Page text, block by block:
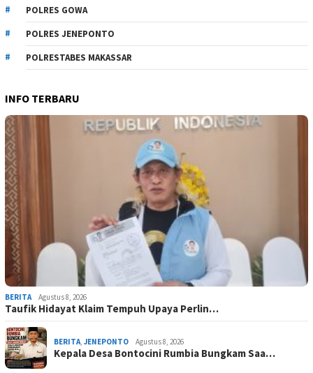
POLRES GOWA
POLRES JENEPONTO
POLRESTABES MAKASSAR
INFO TERBARU
BERITA Agustus 8, 2026
Taufik Hidayat Klaim Tempuh Upaya Perlin…
BERITA JENEPONTO Agustus 8, 2026
Kepala Desa Bontocini Rumbia Bungkam Saa…